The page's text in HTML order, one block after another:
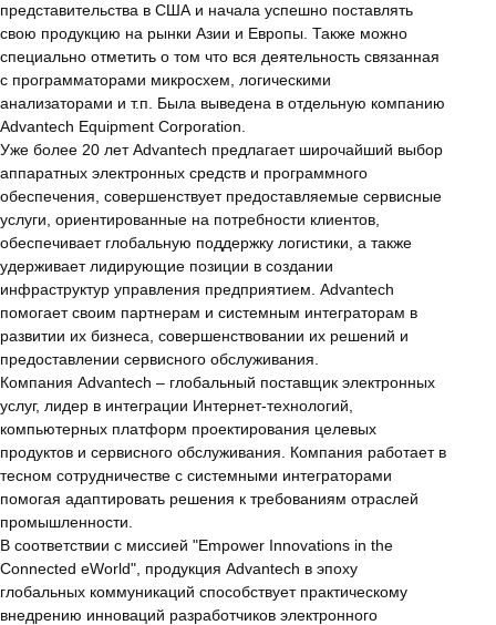
представительства в США и начала успешно поставлять
свою продукцию на рынки Азии и Европы. Также можно
специально отметить о том что вся деятельность связанная
с программаторами микросхем, логическими
анализаторами и т.п. Была выведена в отдельную компанию
Advantech Equipment Corporation.
Уже более 20 лет Advantech предлагает широчайший выбор
аппаратных электронных средств и программного
обеспечения, совершенствует предоставляемые сервисные
услуги, ориентированные на потребности клиентов,
обеспечивает глобальную поддержку логистики, а также
удерживает лидирующие позиции в создании
инфраструктур управления предприятием. Advantech
помогает своим партнерам и системным интеграторам в
развитии их бизнеса, совершенствовании их решений и
предоставлении сервисного обслуживания.
Компания Advantech – глобальный поставщик электронных
услуг, лидер в интеграции Интернет-технологий,
компьютерных платформ проектирования целевых
продуктов и сервисного обслуживания. Компания работает в
тесном сотрудничестве с системными интеграторами
помогая адаптировать решения к требованиям отраслей
промышленности.
В соответствии с миссией "Empower Innovations in the
Connected eWorld", продукция Advantech в эпоху
глобальных коммуникаций способствует практическому
внедрению инноваций разработчиков электронного